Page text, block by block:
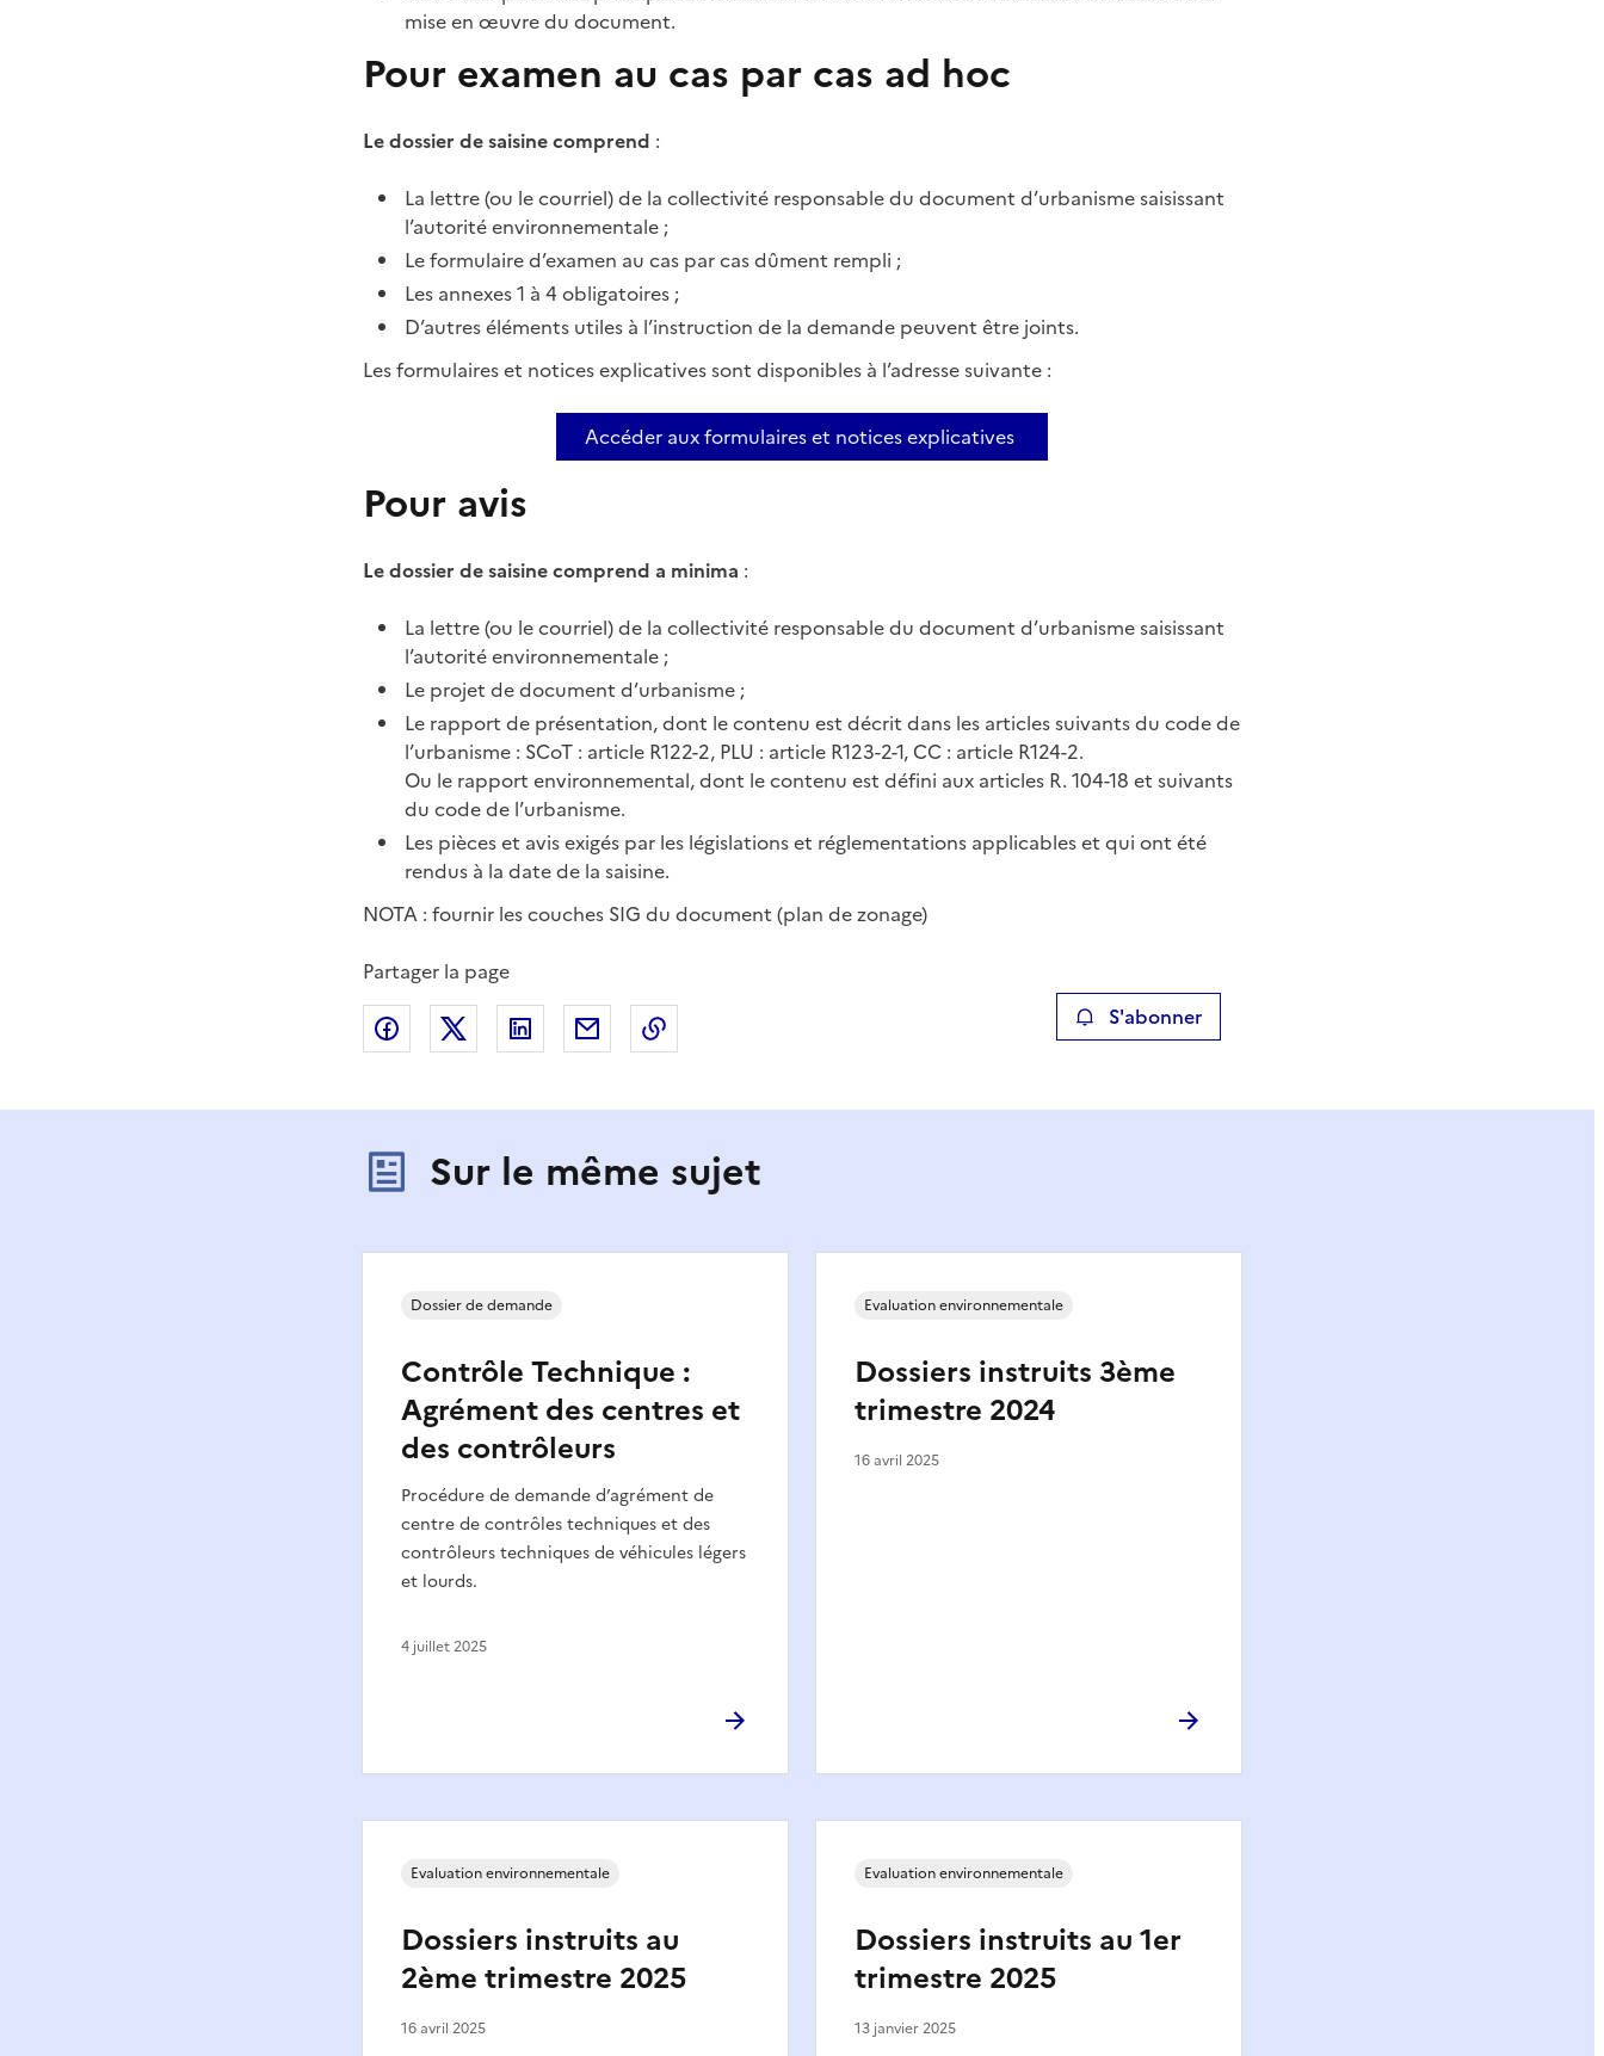
mise en œuvre du document.
Pour examen au cas par cas ad hoc
Le dossier de saisine comprend :
La lettre (ou le courriel) de la collectivité responsable du document d’urbanisme saisissant
l’autorité environnementale ;
Le formulaire d’examen au cas par cas dûment rempli ;
Les annexes 1 à 4 obligatoires ;
D’autres éléments utiles à l’instruction de la demande peuvent être joints.
Les formulaires et notices explicatives sont disponibles à l’adresse suivante :
Accéder aux formulaires et notices explicatives
Pour avis
Le dossier de saisine comprend a minima :
La lettre (ou le courriel) de la collectivité responsable du document d’urbanisme saisissant
l’autorité environnementale ;
Le projet de document d’urbanisme ;
Le rapport de présentation, dont le contenu est décrit dans les articles suivants du code de
l’urbanisme : SCoT : article R122-2, PLU : article R123-2-1, CC : article R124-2.
Ou le rapport environnemental, dont le contenu est défini aux articles R. 104-18 et suivants
du code de l’urbanisme.
Les pièces et avis exigés par les législations et réglementations applicables et qui ont été
rendus à la date de la saisine.
NOTA : fournir les couches SIG du document (plan de zonage)
Partager la page
Partager sur Facebook
Partager sur XPartager sur LinkedIn
Partager par emailCopier le lien de la page dans le presse-papier S'abonner
Sur le même sujet
Contrôle Technique :
Agrément des centres et
des contrôleurs
Procédure de demande d’agrément de
centre de contrôles techniques et des
contrôleurs techniques de véhicules légers
et lourds.
Dossier de demande
4 juillet 2025
Dossiers instruits 3ème
trimestre 2024
Evaluation environnementale
16 avril 2025
Dossiers instruits au
2ème trimestre 2025
Evaluation environnementale
16 avril 2025
Dossiers instruits au 1er
trimestre 2025
Evaluation environnementale
13 janvier 2025